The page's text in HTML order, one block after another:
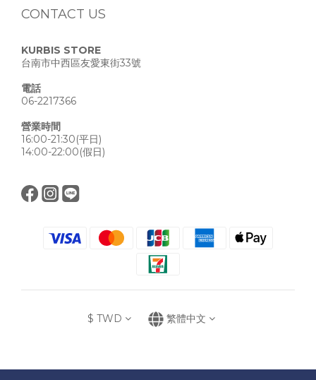
CONTACT US
KURBIS STORE
台南市中西區友愛東街33號
電話
06-2217366
營業時間
16:00-21:30(平日)
14:00-22:00(假日)
$ TWD 繁體中文